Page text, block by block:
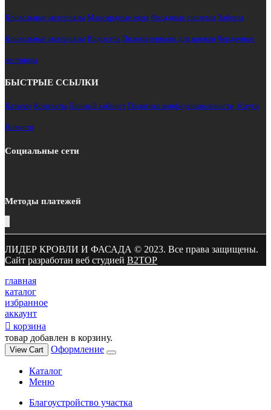
Кровельные материалы Мансардные окна Фасадные системы Заборы
Кровельные материалы Водосток Пиломатериалы для кровли Чердачные
лестницы
БЫСТРЫЕ ССЫЛКИ
Каталог Контакты Личный кабинет Политика конфиденциальности Услуги
Новости
Социальные сети
Методы платежей
ЛИДЕР КРОВЛИ И ФАСАДА © 2023. Все права защищены.
Сайт разработан веб студией B2TOP
главная
каталог
избранное
аккаунт
корзина
товар добавлен в корзину.
View Cart Оформление
Каталог
Меню
Благоустройство участка